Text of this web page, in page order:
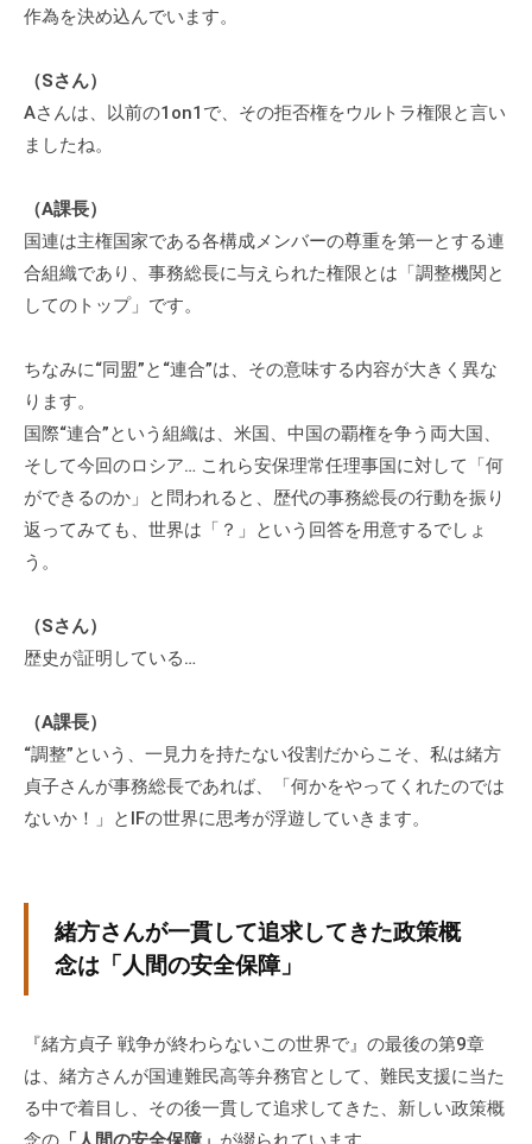
作為を決め込んでいます。
（Sさん）
Aさんは、以前の1on1で、その拒否権をウルトラ権限と言い
ましたね。
（A課長）
国連は主権国家である各構成メンバーの尊重を第一とする連
合組織であり、事務総長に与えられた権限とは「調整機関と
してのトップ」です。
ちなみに“同盟”と“連合”は、その意味する内容が大きく異な
ります。
国際“連合”という組織は、米国、中国の覇権を争う両大国、
そして今回のロシア… これら安保理常任理事国に対して「何
ができるのか」と問われると、歴代の事務総長の行動を振り
返ってみても、世界は「？」という回答を用意するでしょ
う。
（Sさん）
歴史が証明している…
（A課長）
“調整”という、一見力を持たない役割だからこそ、私は緒方
貞子さんが事務総長であれば、「何かをやってくれたのでは
ないか！」とIFの世界に思考が浮遊していきます。
緒方さんが一貫して追求してきた政策概
念は「人間の安全保障」
『緒方貞子 戦争が終わらないこの世界で』の最後の第9章
は、緒方さんが国連難民高等弁務官として、難民支援に当た
る中で着目し、その後一貫して追求してきた、新しい政策概